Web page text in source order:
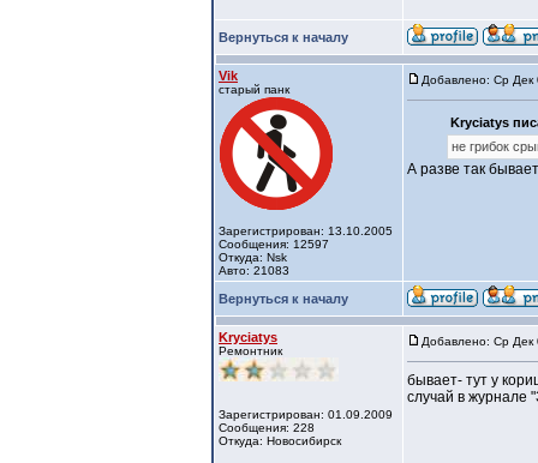
Вернуться к началу
Vik
старый панк
Зарегистрирован: 13.10.2005
Сообщения: 12597
Откуда: Nsk
Авто: 21083
Добавлено: Ср Дек
Kryciatys
не грибок
А разве так
Вернуться к началу
Kryciatys
Ремонтник
Зарегистрирован: 01.09.2009
Сообщения: 228
Откуда: Новосибирск
Добавлено: Ср Дек
бывает- тут у
случай в журнале